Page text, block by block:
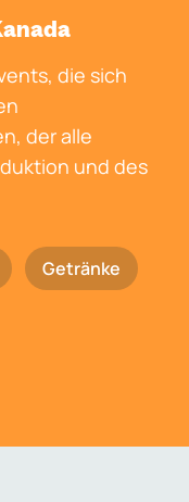
die sich
der alle
und des
Getränke